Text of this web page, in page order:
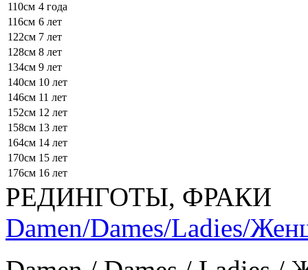
110см 4 года
116см 6 лет
122см 7 лет
128см 8 лет
134см 9 лет
140см 10 лет
146см 11 лет
152см 12 лет
158см 13 лет
164см 14 лет
170см 15 лет
176см 16 лет
РЕДИНГОТЫ, ФРАКИ
Damen/Dames/Ladies/